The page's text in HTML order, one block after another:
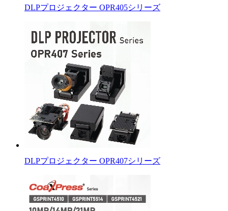
DLPプロジェクター OPR405シリーズ
DLPプロジェクター OPR407シリーズ